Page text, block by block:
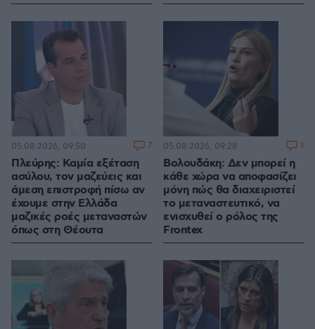
Πλεύρης: Καμία εξέταση
ασύλου, τον μαζεύεις και
άμεση επιστροφή πίσω αν
έχουμε στην Ελλάδα
μαζικές ροές μεταναστών
όπως στη Θέουτα
05.08.2026, 09:50 7
Βολουδάκη: Δεν μπορεί η
κάθε χώρα να αποφασίζει
μόνη πώς θα διαχειριστεί
το μεταναστευτικό, να
ενισχυθεί o ρόλος της
Frontex
05.08.2026, 09:28 1